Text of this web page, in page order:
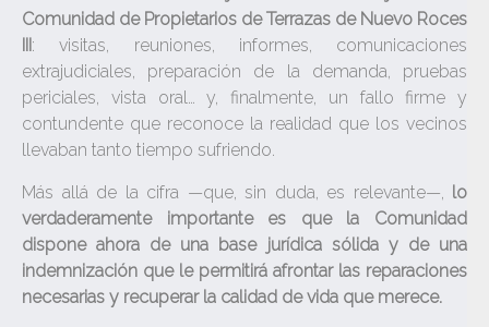
Comunidad de Propietarios de Terrazas de Nuevo Roces
III: visitas, reuniones, informes, comunicaciones
extrajudiciales, preparación de la demanda, pruebas
periciales, vista oral… y, finalmente, un fallo firme y
contundente que reconoce la realidad que los vecinos
llevaban tanto tiempo sufriendo.
Más allá de la cifra —que, sin duda, es relevante—, lo
verdaderamente importante es que la Comunidad
dispone ahora de una base jurídica sólida y de una
indemnización que le permitirá afrontar las reparaciones
necesarias y recuperar la calidad de vida que merece.